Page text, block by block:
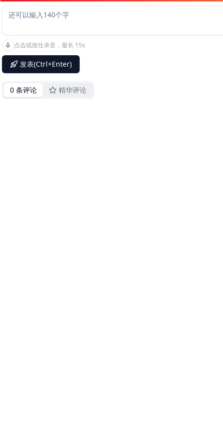
点击或按住录音，最长 15s
发表(Ctrl+Enter)
0 条评论 精华评论